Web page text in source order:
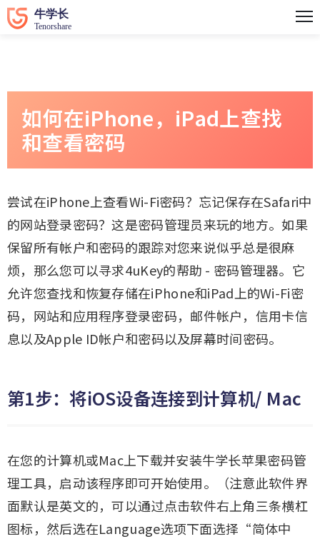
如何在iPhone，iPad上查找
和查看密码
尝试在iPhone上查看Wi-Fi密码？忘记保存在Safari中
的网站登录密码？这是密码管理员来玩的地方。如果
保留所有帐户和密码的跟踪对您来说似乎总是很麻
烦，那么您可以寻求4uKey的帮助 - 密码管理器。它
允许您查找和恢复存储在iPhone和iPad上的Wi-Fi密
码，网站和应用程序登录密码，邮件帐户，信用卡信
息以及Apple ID帐户和密码以及屏幕时间密码。
第1步：将iOS设备连接到计算机/ Mac
在您的计算机或Mac上下载并安装牛学长苹果密码管
理工具，启动该程序即可开始使用。（注意此软件界
面默认是英文的，可以通过点击软件右上角三条横杠
图标，然后选在Language选项下面选择“简体中